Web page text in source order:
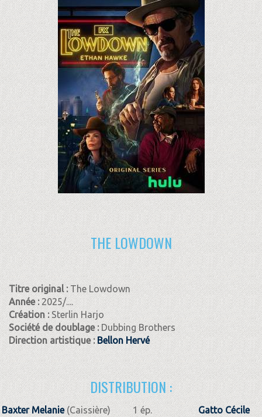
THE LOWDOWN
Titre original : The Lowdown
Année : 2025/....
Création : Sterlin Harjo
Société de doublage :Dubbing Brothers
Direction artistique : Bellon Hervé
DISTRIBUTION :
Baxter Melanie(Caissière) 1 ép. Gatto Cécile